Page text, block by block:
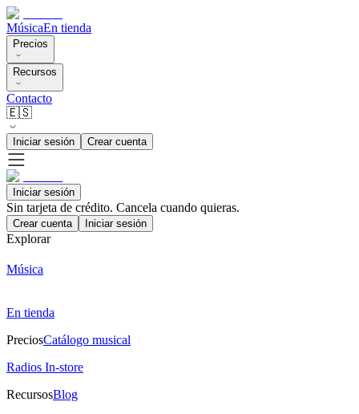
MúsicaEn tienda
Precios
Recursos
Contacto
🇪🇸
Iniciar sesión Crear cuenta
Iniciar sesión
Sin tarjeta de crédito. Cancela cuando quieras.
Crear cuenta Iniciar sesión
Explorar
Música
En tienda
PreciosCatálogo musical
Radios In-store
RecursosBlog